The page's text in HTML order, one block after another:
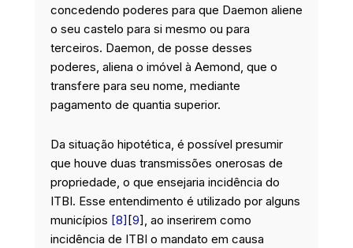
concedendo poderes para que Daemon aliene
o seu castelo para si mesmo ou para
terceiros. Daemon, de posse desses
poderes, aliena o imóvel à Aemond, que o
transfere para seu nome, mediante
pagamento de quantia superior.
Da situação hipotética, é possível presumir
que houve duas transmissões onerosas de
propriedade, o que ensejaria incidência do
ITBI. Esse entendimento é utilizado por alguns
municípios [8] [9], ao inserirem como
incidência de ITBI o mandato em causa